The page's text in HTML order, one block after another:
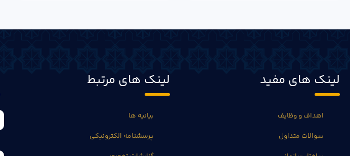
لینک های مفید
اهداف و وظایف
سوالات متداول
لینک های مرتبط
بیانیه ها
پرسشنامه الکترونیکی